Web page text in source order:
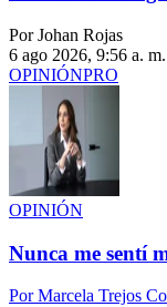
Por Johan Rojas
6 ago 2026, 9:56 a. m.
OPINIÓNPRO
OPINIÓN
Nunca me sentí
PorMarcela Trejos